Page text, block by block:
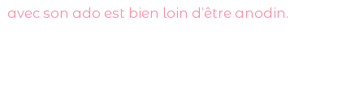
avec son ado est bien loin d’être anodin.